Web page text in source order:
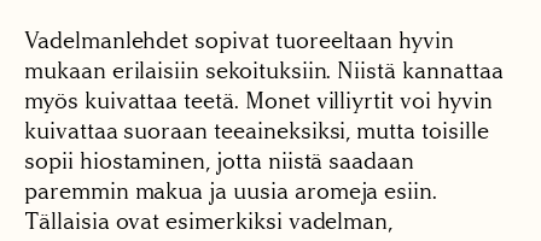
Vadelmanlehdet sopivat tuoreeltaan hyvin
mukaan erilaisiin sekoituksiin. Niistä kannattaa
myös kuivattaa teetä. Monet villiyrtit voi hyvin
kuivattaa suoraan teeaineksiksi, mutta toisille
sopii hiostaminen, jotta niistä saadaan
paremmin makua ja uusia aromeja esiin.
Tällaisia ovat esimerkiksi vadelman,